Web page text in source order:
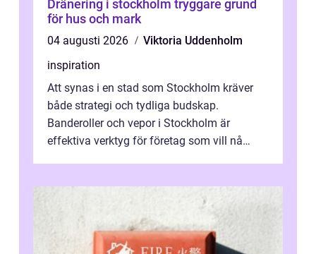
Dränering i stockholm tryggare grund
för hus och mark
04 augusti 2026
Viktoria Uddenholm
inspiration
Att synas i en stad som Stockholm kräver
både strategi och tydliga budskap.
Banderoller och vepor i Stockholm är
effektiva verktyg för företag som vill nå